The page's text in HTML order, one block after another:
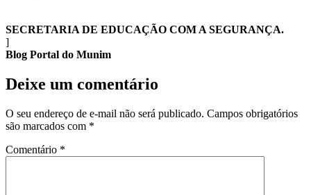
SECRETARIA DE EDUCAÇÃO COM A SEGURANÇA.
]
Blog Portal do Munim
Deixe um comentário
O seu endereço de e-mail não será publicado. Campos obrigatórios
são marcados com *
Comentário *